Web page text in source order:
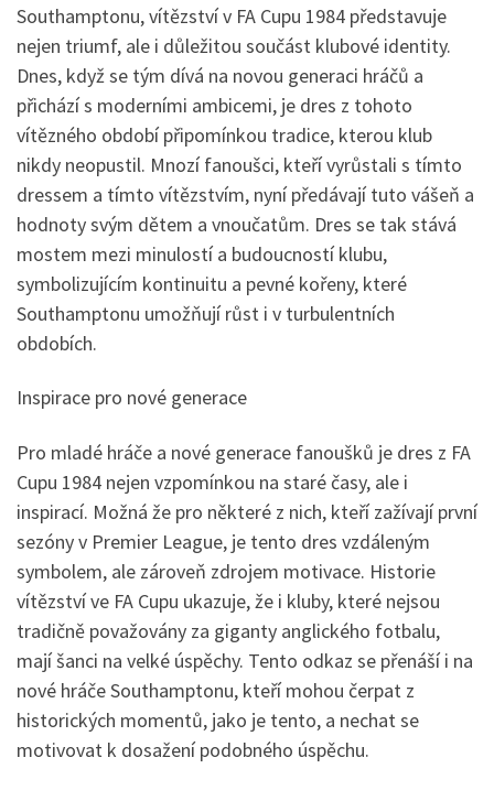
Southamptonu, vítězství v FA Cupu 1984 představuje
nejen triumf, ale i důležitou součást klubové identity.
Dnes, když se tým dívá na novou generaci hráčů a
přichází s moderními ambicemi, je dres z tohoto
vítězného období připomínkou tradice, kterou klub
nikdy neopustil. Mnozí fanoušci, kteří vyrůstali s tímto
dressem a tímto vítězstvím, nyní předávají tuto vášeň a
hodnoty svým dětem a vnoučatům. Dres se tak stává
mostem mezi minulostí a budoucností klubu,
symbolizujícím kontinuitu a pevné kořeny, které
Southamptonu umožňují růst i v turbulentních
obdobích.
Inspirace pro nové generace
Pro mladé hráče a nové generace fanoušků je dres z FA
Cupu 1984 nejen vzpomínkou na staré časy, ale i
inspirací. Možná že pro některé z nich, kteří zažívají první
sezóny v Premier League, je tento dres vzdáleným
symbolem, ale zároveň zdrojem motivace. Historie
vítězství ve FA Cupu ukazuje, že i kluby, které nejsou
tradičně považovány za giganty anglického fotbalu,
mají šanci na velké úspěchy. Tento odkaz se přenáší i na
nové hráče Southamptonu, kteří mohou čerpat z
historických momentů, jako je tento, a nechat se
motivovat k dosažení podobného úspěchu.